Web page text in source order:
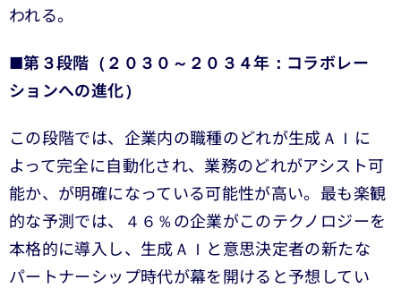
われる。
■第３段階（２０３０～２０３４年：コラボレー
ションへの進化）
この段階では、企業内の職種のどれが生成ＡＩに
よって完全に自動化され、業務のどれがアシスト可
能か、が明確になっている可能性が高い。最も楽観
的な予測では、４６％の企業がこのテクノロジーを
本格的に導入し、生成ＡＩと意思決定者の新たな
パートナーシップ時代が幕を開けると予想してい